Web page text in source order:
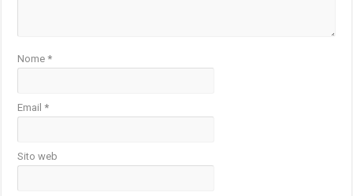
Nome*
Email*
Sito web